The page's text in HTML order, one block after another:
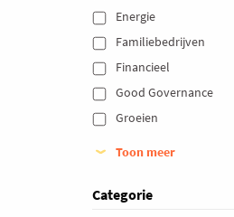
Energie
Familiebedrijven
Financieel
Good Governance
Groeien
Toon meer
Categorie